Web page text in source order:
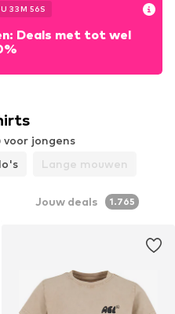
U 33M 54S
Deals met tot wel
jongens
Lange mouwen
Jouw deals 1.765